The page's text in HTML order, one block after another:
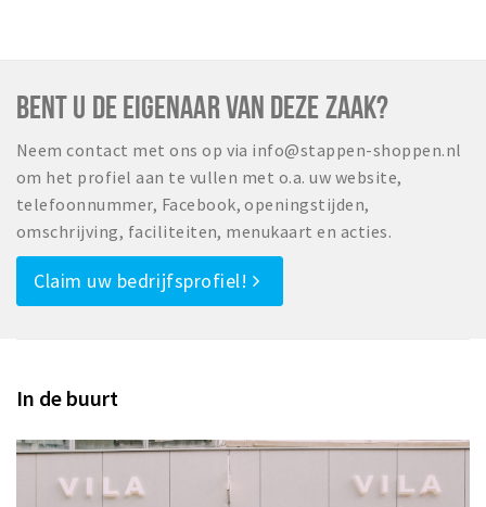
BENT U DE EIGENAAR VAN DEZE ZAAK?
Neem contact met ons op via info@stappen-shoppen.nl
om het profiel aan te vullen met o.a. uw website,
telefoonnummer, Facebook, openingstijden,
omschrijving, faciliteiten, menukaart en acties.
Claim uw bedrijfsprofiel!
In de buurt